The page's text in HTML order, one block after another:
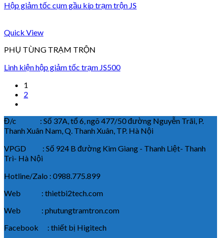
Hộp giảm tốc cụm gầu kíp trạm trộn JS
Quick View
PHỤ TÙNG TRẠM TRỘN
Linh kiện hộp giảm tốc trạm JS500
1
2
Đ/c : Số 37A, tổ 6, ngõ 477/50 đường Nguyễn Trãi, P.
Thanh Xuân Nam, Q. Thanh Xuân, TP. Hà Nội
VPGD : Số 924 B đường Kim Giang - Thanh Liệt- Thanh
Trì- Hà Nội
Hotline/Zalo : 0988.775.899
Web : thietbi2tech.com
Web : phutungtramtron.com
Facebook : thiết bị Higitech